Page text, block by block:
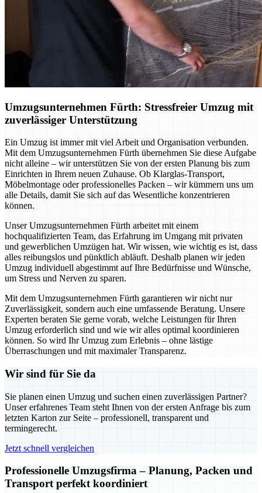
Umzugsunternehmen Fürth: Stressfreier Umzug mit
zuverlässiger Unterstützung
Ein Umzug ist immer mit viel Arbeit und Organisation verbunden.
Mit dem Umzugsunternehmen Fürth übernehmen Sie diese Aufgabe
nicht alleine – wir unterstützen Sie von der ersten Planung bis zum
Einrichten in Ihrem neuen Zuhause. Ob Klarglas-Transport,
Möbelmontage oder professionelles Packen – wir kümmern uns um
alle Details, damit Sie sich auf das Wesentliche konzentrieren
können.
Unser Umzugsunternehmen Fürth arbeitet mit einem
hochqualifizierten Team, das Erfahrung im Umgang mit privaten
und gewerblichen Umzügen hat. Wir wissen, wie wichtig es ist, dass
alles reibungslos und pünktlich abläuft. Deshalb planen wir jeden
Umzug individuell abgestimmt auf Ihre Bedürfnisse und Wünsche,
um Stress und Nerven zu sparen.
Mit dem Umzugsunternehmen Fürth garantieren wir nicht nur
Zuverlässigkeit, sondern auch eine umfassende Beratung. Unsere
Experten beraten Sie gerne vorab, welche Leistungen für Ihren
Umzug erforderlich sind und wie wir alles optimal koordinieren
können. So wird Ihr Umzug zum Erlebnis – ohne lästige
Überraschungen und mit maximaler Transparenz.
Wir sind für Sie da
Sie planen einen Umzug und suchen einen zuverlässigen Partner?
Unser erfahrenes Team steht Ihnen von der ersten Anfrage bis zum
letzten Karton zur Seite – professionell, transparent und
termingerecht.
Jetzt schnell vergleichen
Professionelle Umzugsfirma – Planung, Packen und
Transport perfekt koordiniert